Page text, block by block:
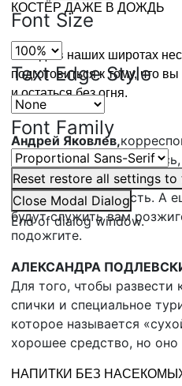
Font Size
Text Edge Style
Font Family
Reset restore all settings to
Close Modal Dialog
End of dialog window.
КОСТЁР ДАЖЕ В ДОЖДЬ
Погода в наших широтах
подготовиться к тому, что
и остаться без огня.
Андрей Яковлев,
Чтобы этого не
в парафине спички.
конечно вот эту часть. А
будут служить вам
подожгите.
АЛЕКСАНДРА
Для того, чтобы развести
спички и специальное
которое называется
хорошее средство, но
НАПИТКИ БЕЗ